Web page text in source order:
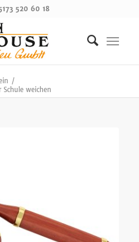
520 60 18
/
weichen